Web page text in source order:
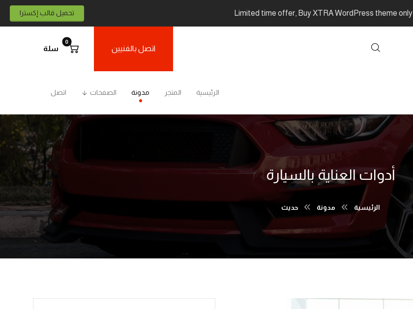
Limited time offer, Buy XTRA WordPress theme only تحميل قالب إكسترا
سلة اتصل بالفنيين
الرئيسية المتجر مدونة الصفحات اتصل
أدوات العناية بالسيارة
الرئيسية مدونة حديث